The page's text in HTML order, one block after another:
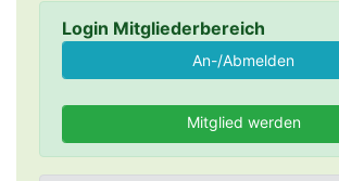
Login Mitgliederbereich
Mitglied werden